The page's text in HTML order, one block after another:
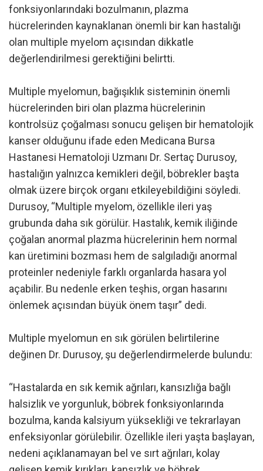
fonksiyonlarındaki bozulmanın, plazma
hücrelerinden kaynaklanan önemli bir kan hastalığı
olan multiple myelom açısından dikkatle
değerlendirilmesi gerektiğini belirtti.
Multiple myelomun, bağışıklık sisteminin önemli
hücrelerinden biri olan plazma hücrelerinin
kontrolsüz çoğalması sonucu gelişen bir hematolojik
kanser olduğunu ifade eden Medicana Bursa
Hastanesi Hematoloji Uzmanı Dr. Sertaç Durusoy,
hastalığın yalnızca kemikleri değil, böbrekler başta
olmak üzere birçok organı etkileyebildiğini söyledi.
Durusoy, “Multiple myelom, özellikle ileri yaş
grubunda daha sık görülür. Hastalık, kemik iliğinde
çoğalan anormal plazma hücrelerinin hem normal
kan üretimini bozması hem de salgıladığı anormal
proteinler nedeniyle farklı organlarda hasara yol
açabilir. Bu nedenle erken teşhis, organ hasarını
önlemek açısından büyük önem taşır” dedi.
Multiple myelomun en sık görülen belirtilerine
değinen Dr. Durusoy, şu değerlendirmelerde bulundu:
“Hastalarda en sık kemik ağrıları, kansızlığa bağlı
halsizlik ve yorgunluk, böbrek fonksiyonlarında
bozulma, kanda kalsiyum yüksekliği ve tekrarlayan
enfeksiyonlar görülebilir. Özellikle ileri yaşta başlayan,
nedeni açıklanamayan bel ve sırt ağrıları, kolay